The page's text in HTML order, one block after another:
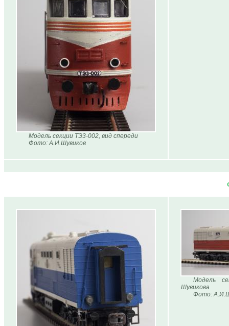
Модель секции ТЭ3-002, вид спереди
Фото: А.И.Шувиков
Модель
Шувикова
Фото: